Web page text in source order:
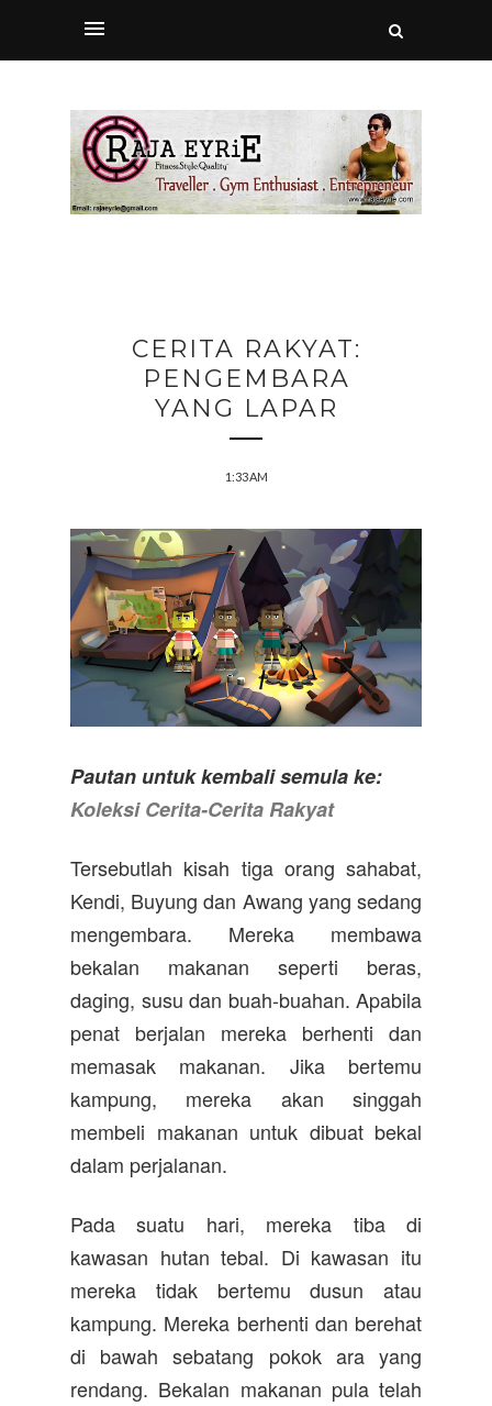
CERITA RAKYAT:
PENGEMBARA
YANG LAPAR
1:33 AM
Pautan untuk kembali semula ke:
Koleksi Cerita-Cerita Rakyat
Tersebutlah kisah tiga orang sahabat,
Kendi, Buyung dan Awang yang sedang
mengembara. Mereka membawa
bekalan makanan seperti beras,
daging, susu dan buah-buahan. Apabila
penat berjalan mereka berhenti dan
memasak makanan. Jika bertemu
kampung, mereka akan singgah
membeli makanan untuk dibuat bekal
dalam perjalanan.
Pada suatu hari, mereka tiba di
kawasan hutan tebal. Di kawasan itu
mereka tidak bertemu dusun atau
kampung. Mereka berhenti dan berehat
di bawah sebatang pokok ara yang
rendang. Bekalan makanan pula telah